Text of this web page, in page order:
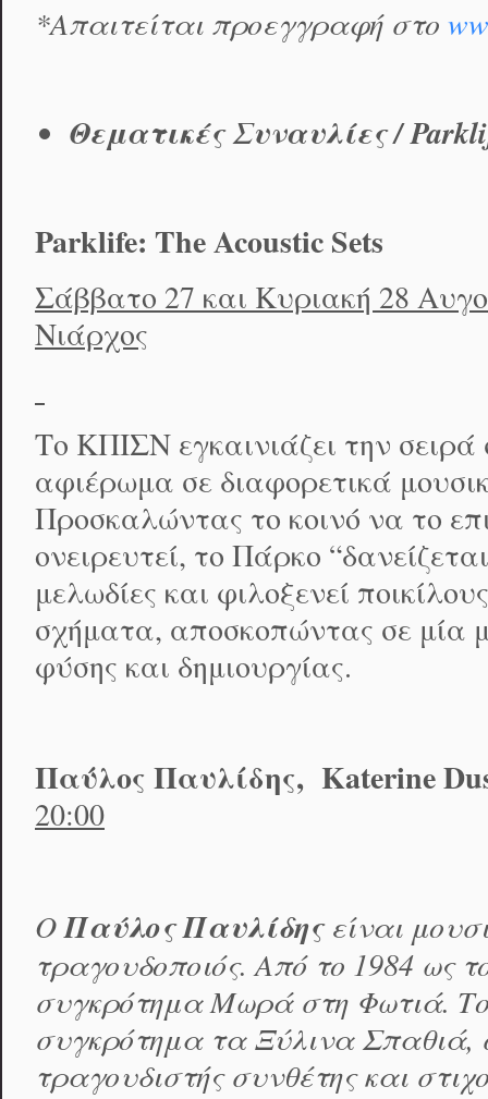
*Απαιτείται προεγγραφή στο
ΘεματικέςΣυναυλίες/
Parklife: TheAcousticSets
Σάββατο 27 και Κυριακή 28
Νιάρχος
Το ΚΠΙΣΝ εγκαινιάζει την
αφιέρωμα σε διαφορετικά
Προσκαλώντας το κοινό να το
ονειρευτεί, το Πάρκο
μελωδίες και φιλοξενεί
σχήματα, αποσκοπώντας σε μία
φύσης και δημιουργίας.
Παύλος Παυλίδης, Katerine
20:00
ΟΠαύλος Παυλίδηςείναι
τραγουδοποιός. Aπό το 1984 ως
συγκρότημα Μωρά στη Φωτιά. Το
συγκρότημα τα Ξύλινα Σπαθιά,
τραγουδιστής συνθέτης και